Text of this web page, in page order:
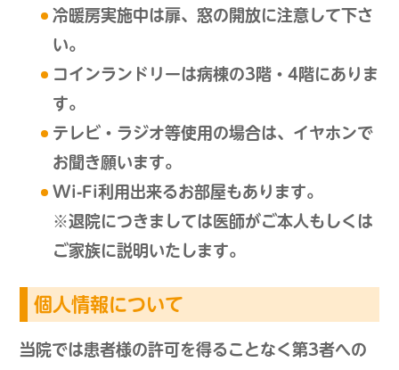
冷暖房実施中は扉、窓の開放に注意して下さ
い。
コインランドリーは病棟の3階・4階にありま
す。
テレビ・ラジオ等使用の場合は、イヤホンで
お聞き願います。
Wi-Fi利用出来るお部屋もあります。
※退院につきましては医師がご本人もしくは
ご家族に説明いたします。
個人情報について
当院では患者様の許可を得ることなく第3者への